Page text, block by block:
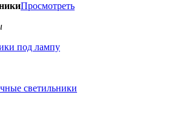
Просмотреть
под лампу
светильники